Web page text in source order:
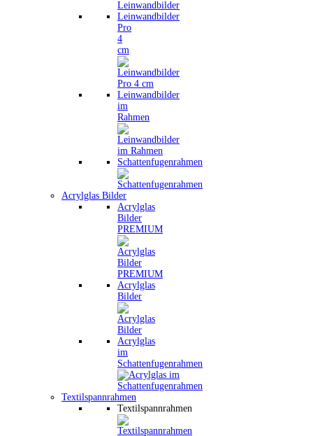
Leinwandbilder
Pro
4
cm
Leinwandbilder
im
Rahmen
Schattenfugenrahmen
Acrylglas Bilder
Acrylglas
Bilder
PREMIUM
Acrylglas
Bilder
Acrylglas
im
Schattenfugenrahmen
Textilspannrahmen
Textilspannrahmen